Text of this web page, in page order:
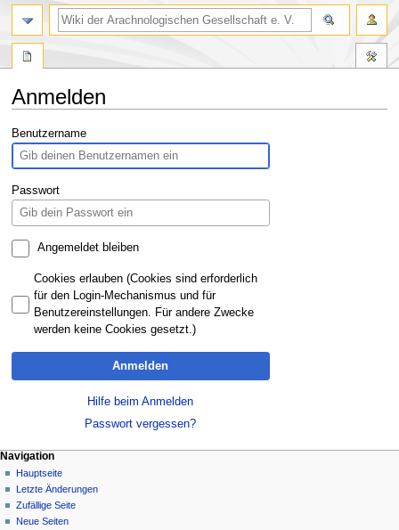
Anmelden
Zur
Navigation
springen
Zur
Suche
springen
Benutzername
Passwort
Angemeldet bleiben
Cookies erlauben (Cookies sind erforderlich
für den Login-Mechanismus und für
Benutzereinstellungen. Für andere Zwecke
werden keine Cookies gesetzt.)
Anmelden
Hilfe beim Anmelden
Passwort vergessen?
Navigation
Hauptseite
Letzte Änderungen
Zufällige Seite
Neue Seiten